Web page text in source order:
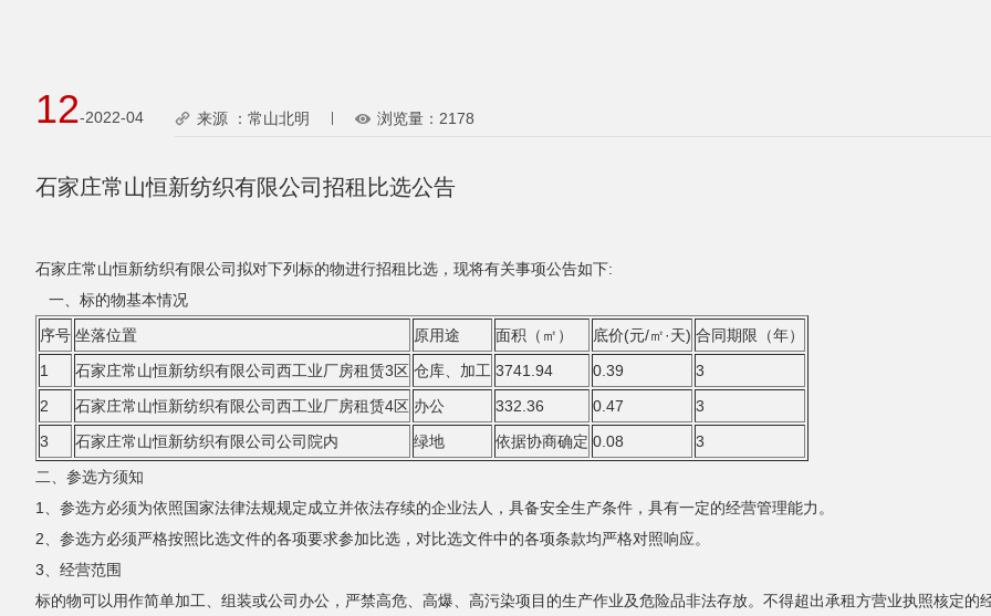
12-2022-04 来源 ：常山北明 浏览量： 2178
石家庄常山恒新纺织有限公司招租比选公告
石家庄常山恒新纺织有限公司拟对下列标的物进行招租比选，现将有关事项公告如下:
一、标的物基本情况
序号 坐落位置 原用途 面积（㎡） 底价(元/㎡·天) 合同期限（年）
1
石家庄常山恒新纺织有限公司西工业厂房租赁3区 仓库、加工 3741.94 0.39
3
2
石家庄常山恒新纺织有限公司西工业厂房租赁4区 办公 332.36 0.47
3
3
石家庄常山恒新纺织有限公司公司院内 绿地 依据协商确定 0.08
3
二、参选方须知
1、参选方必须为依照国家法律法规规定成立并依法存续的企业法人，具备安全生产条件，具有一定的经营管理能力。
2、参选方必须严格按照比选文件的各项要求参加比选，对比选文件中的各项条款均严格对照响应。
3、经营范围
标的物可以用作简单加工、组装或公司办公，严禁高危、高爆、高污染项目的生产作业及危险品非法存放。不得超出承租方营业执照核定的